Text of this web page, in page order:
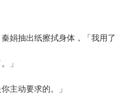
抽出纸擦拭身体，「我用了
」
动要求的。」